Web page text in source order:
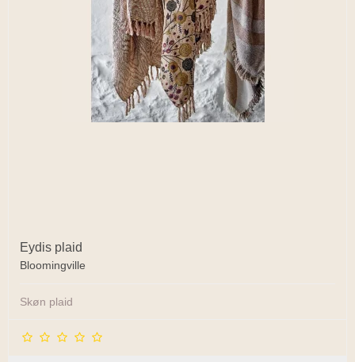
Eydis plaid
Bloomingville
Skøn plaid